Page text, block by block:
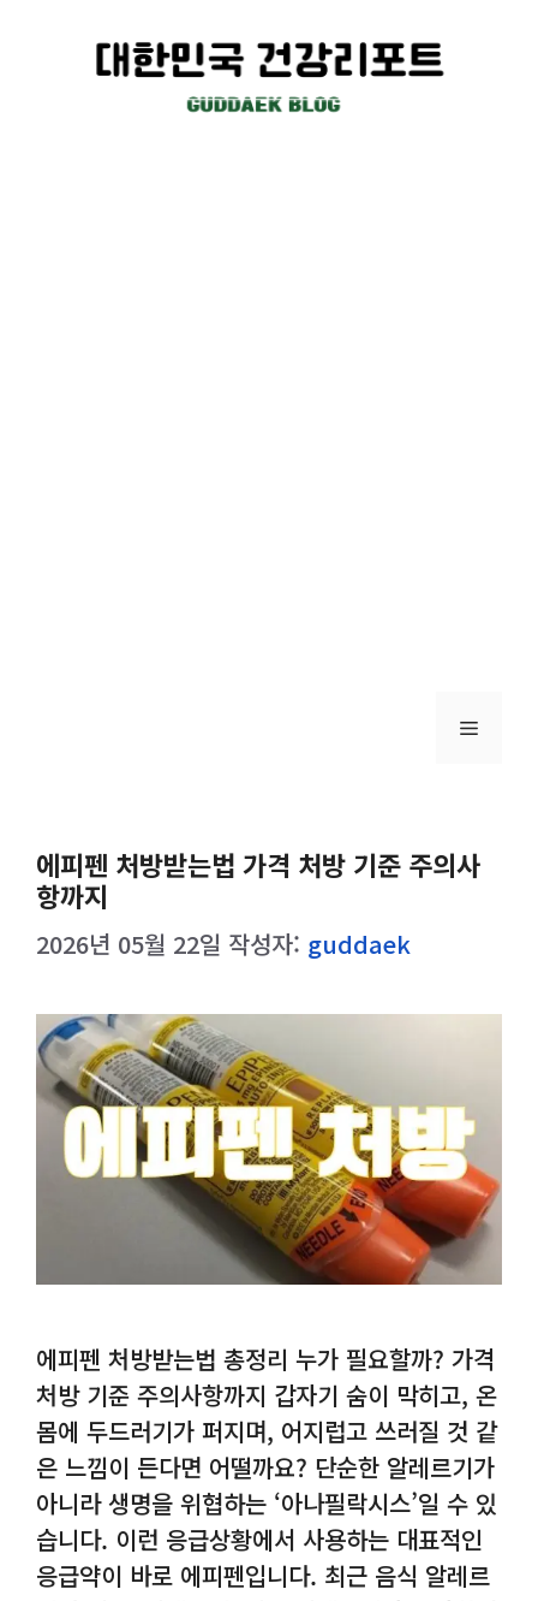
메
에피펜 처방받는법 가격 처방 기준 주의사
항까지
2026년 05월 22일 작성자: guddaek
에피펜 처방받는법 총정리 누가 필요할까? 가격
처방 기준 주의사항까지 갑자기 숨이 막히고, 온
몸에 두드러기가 퍼지며, 어지럽고 쓰러질 것 같
은 느낌이 든다면 어떨까요? 단순한 알레르기가
아니라 생명을 위협하는 ‘아나필락시스’일 수 있
습니다. 이런 응급상황에서 사용하는 대표적인
응급약이 바로 에피펜입니다. 최근 음식 알레르